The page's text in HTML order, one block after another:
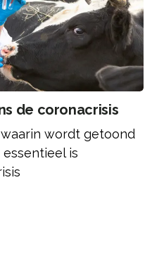
de coronacrisis
wordt getoond
is